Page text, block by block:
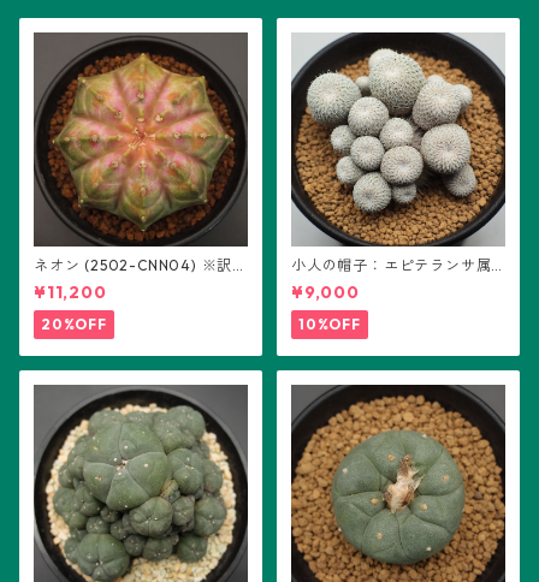
ネオン (2502-CNN04) ※訳あ
り：ギムノカリキウム属 ※実
生
¥11,200
20%OFF
小人の帽子：エピテランサ属
(B01)
¥9,000
10%OFF